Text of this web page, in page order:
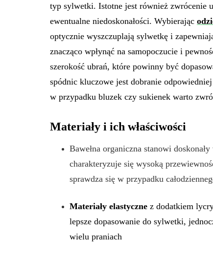
typ sylwetki. Istotne jest również zwrócenie
ewentualne niedoskonałości. Wybierając
optycznie wyszczuplają sylwetkę i
znacząco wpłynąć na samopoczucie i
szerokość ubrań, które powinny być
spódnic kluczowe jest dobranie
w przypadku bluzek czy sukienek warto
Materiały i ich właściwości
Bawełna organiczna stanowi
charakteryzuje się wysoką
sprawdza się w przypadku
Materiały elastyczne z dodatkiem
lepsze dopasowanie do sylwetki,
wielu praniach